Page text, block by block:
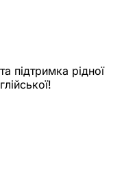
підтримка рідної